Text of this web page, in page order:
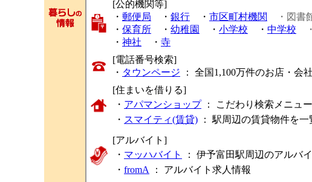
[公的機関等]
・ 郵便局 ・ 銀行 ・ 市区町村機関 ・図書
・ 保育所 ・ 幼稚園 ・ 小学校 ・ 中学校
・ 神社 ・ 寺
[電話番号検索]
・ タウンページ ： 全国1,100万件のお店・会
[住まいを借りる]
・ アパマンショップ： こだわり検索メニュ
・ スマイティ(賃貸) ： 駅周辺の賃貸物件を一
[アルバイト]
・ マッハバイト
： 伊予富田駅周辺のアルバ
・ fromA ： アルバイト求人情報